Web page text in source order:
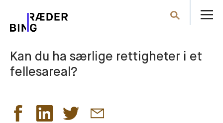
Søk
Kan du ha særlige rettigheter i et
fellesareal?